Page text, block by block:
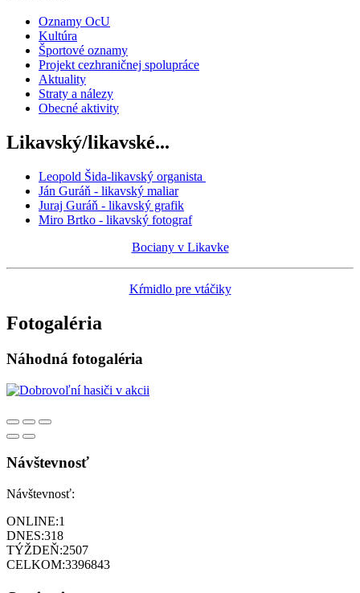
Oznamy OcU
Kultúra
Športové oznamy
Projekt cezhraničnej spolupráce
Aktuality
Straty a nálezy
Obecné aktivity
Likavský/likavské...
Leopold Šida-likavský organista
Ján Guráň - likavský maliar
Juraj Guráň - likavský grafik
Miro Brtko - likavský fotograf
Bociany v Likavke
Kŕmidlo pre vtáčiky
Fotogaléria
Náhodná fotogaléria
Návštevnosť
Návštevnosť:
ONLINE:1
DNES:318
TÝŽDEŇ:2507
CELKOM:3396843